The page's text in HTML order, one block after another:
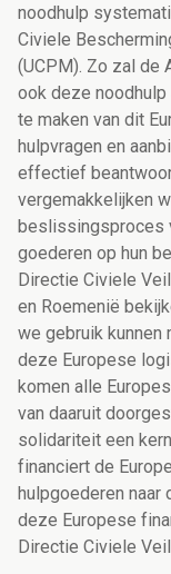
noodhulp
Civiele
(UCPM). Zo zal de
ook deze noodhulp
te maken van dit
hulpvragen en
effectief
vergemakkelijken
beslissingsproces
goederen op hun
Directie Civiele
en Roemenië
we gebruik kunnen
deze Europese
komen alle
van daaruit
solidariteit een
financiert de
hulpgoederen naar
deze Europese
Directie Civiele